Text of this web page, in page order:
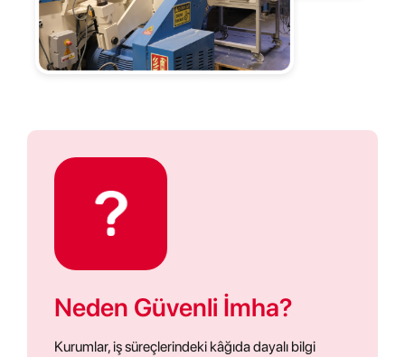
Neden Güvenli İmha?
Kurumlar, iş süreçlerindeki kâğıda dayalı bilgi